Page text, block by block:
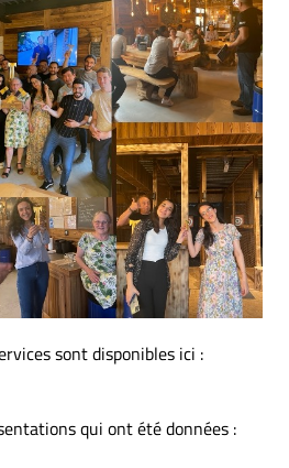
sont disponibles ici :
qui ont été données :